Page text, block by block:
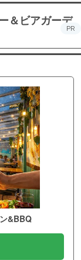
＆ビアガーデ
PR
&BBQ